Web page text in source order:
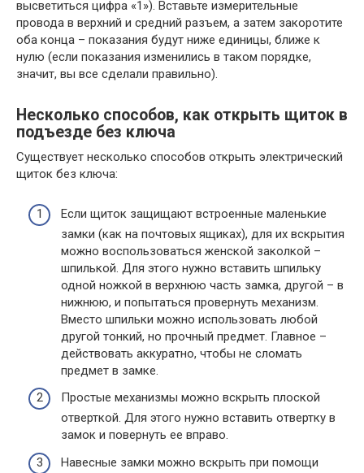
высветиться цифра «1»). Вставьте измерительные
провода в верхний и средний разъем, а затем закоротите
оба конца – показания будут ниже единицы, ближе к
нулю (если показания изменились в таком порядке,
значит, вы все сделали правильно).
Несколько способов, как открыть щиток в
подъезде без ключа
Существует несколько способов открыть электрический
щиток без ключа:
Если щиток защищают встроенные маленькие
замки (как на почтовых ящиках), для их вскрытия
можно воспользоваться женской заколкой –
шпилькой. Для этого нужно вставить шпильку
одной ножкой в верхнюю часть замка, другой – в
нижнюю, и попытаться провернуть механизм.
Вместо шпильки можно использовать любой
другой тонкий, но прочный предмет. Главное –
действовать аккуратно, чтобы не сломать
предмет в замке.
Простые механизмы можно вскрыть плоской
отверткой. Для этого нужно вставить отвертку в
замок и повернуть ее вправо.
Навесные замки можно вскрыть при помощи